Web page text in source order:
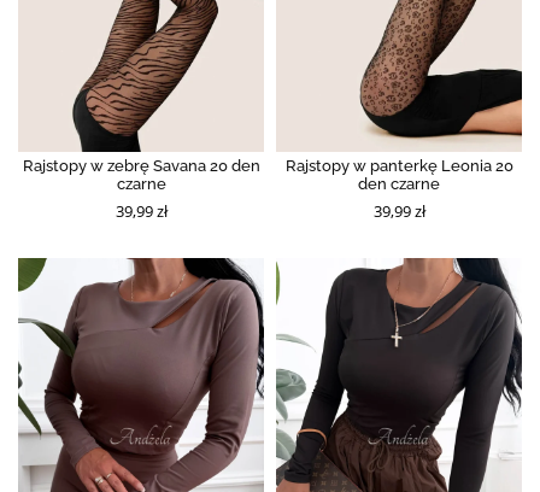
Rajstopy w zebrę Savana 20 den
czarne
39,99 zł
Rajstopy w panterkę Leonia 20
den czarne
39,99 zł